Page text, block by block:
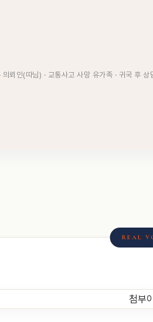
뢰인(따님) · 교통사고 사망 유가족 · 귀국 후 상